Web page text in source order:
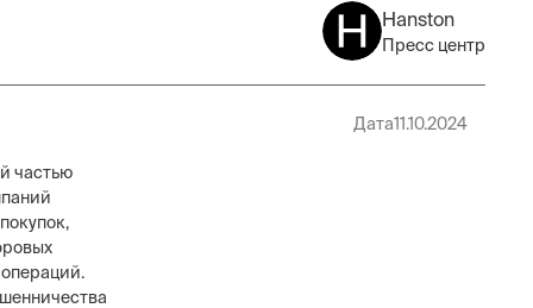
Hanston
Пресс центр
Дата11.10.2024
частью